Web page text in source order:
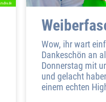
Wow, ihr wart
Dankeschön an
Donnerstag mit
und gelacht
einem echten